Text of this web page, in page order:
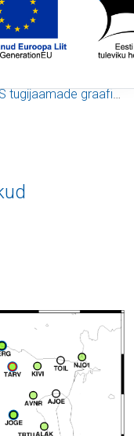
tugijaamade graafikud